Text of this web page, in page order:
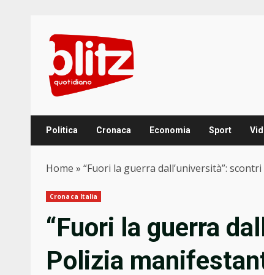
content
Politica Cronaca Economia Sport
Home » “Fuori la guerra dall’università”:
Cronaca Italia
“Fuori la guerra
Polizia